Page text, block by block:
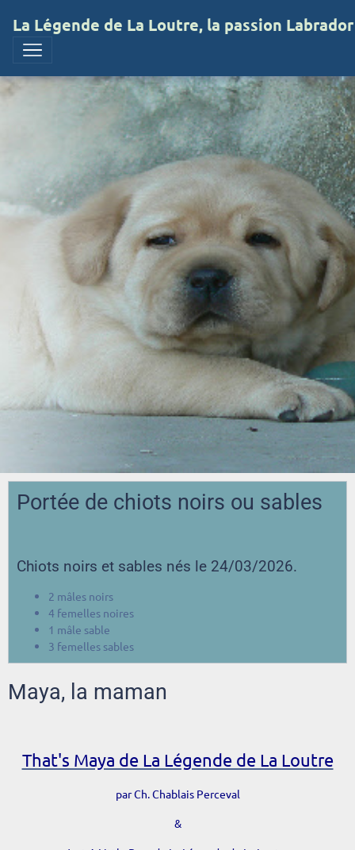
La Légende de La Loutre, la passion
Portée de chiots noirs ou sables
Chiots noirs et sables nés le 24/03/2026.
2 mâles noirs
4 femelles noires
1 mâle sable
3 femelles sables
Maya, la maman
That's Maya de La Légende de La Loutre
par Ch. Chablais Perceval
&